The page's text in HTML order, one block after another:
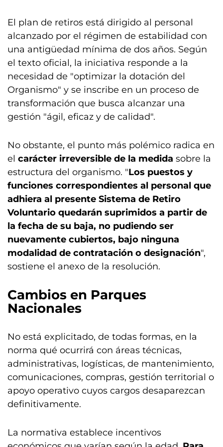
El plan de retiros está dirigido al personal
alcanzado por el régimen de estabilidad con
una antigüedad mínima de dos años. Según
el texto oficial, la iniciativa responde a la
necesidad de "optimizar la dotación del
Organismo" y se inscribe en un proceso de
transformación que busca alcanzar una
gestión "ágil, eficaz y de calidad".
No obstante, el punto más polémico radica en
el carácter irreversible de la medida sobre la
estructura del organismo. "Los puestos y
funciones correspondientes al personal que
adhiera al presente Sistema de Retiro
Voluntario quedarán suprimidos a partir de
la fecha de su baja, no pudiendo ser
nuevamente cubiertos, bajo ninguna
modalidad de contratación o designación",
sostiene el anexo de la resolución.
Cambios en Parques
Nacionales
No está explicitado, de todas formas, en la
norma qué ocurrirá con áreas técnicas,
administrativas, logísticas, de mantenimiento,
comunicaciones, compras, gestión territorial o
apoyo operativo cuyos cargos desaparezcan
definitivamente.
La normativa establece incentivos